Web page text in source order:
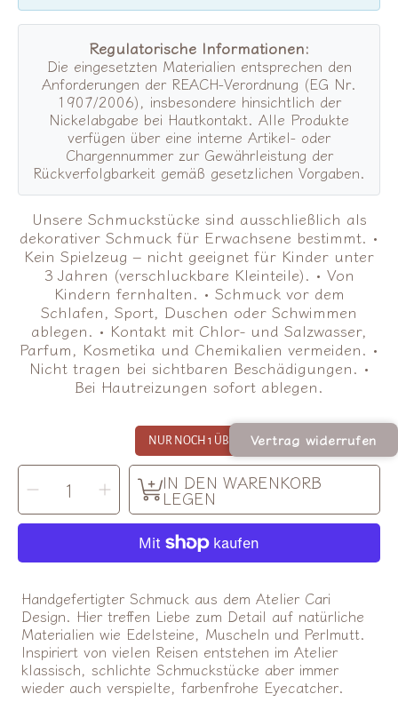
Regulatorische Informationen:
Die eingesetzten Materialien entsprechen den
Anforderungen der REACH-Verordnung (EG Nr.
1907/2006), insbesondere hinsichtlich der
Nickelabgabe bei Hautkontakt. Alle Produkte
verfügen über eine interne Artikel- oder
Chargennummer zur Gewährleistung der
Rückverfolgbarkeit gemäß gesetzlichen Vorgaben.
Unsere Schmuckstücke sind ausschließlich als
dekorativer Schmuck für Erwachsene bestimmt. •
Kein Spielzeug – nicht geeignet für Kinder unter
3 Jahren (verschluckbare Kleinteile). • Von
Kindern fernhalten. • Schmuck vor dem
Schlafen, Sport, Duschen oder Schwimmen
ablegen. • Kontakt mit Chlor- und Salzwasser,
Parfum, Kosmetika und Chemikalien vermeiden. •
Nicht tragen bei sichtbaren Beschädigungen. •
Bei Hautreizungen sofort ablegen.
NUR NOCH 1 ÜBRIG!
MENGE
AUSWÄHLEN
Menge
für
Armband
June
green
verringern
Menge
für
Armband
June
green
erhöhen
IN DEN WARENKORB
LEGEN
Handgefertigter Schmuck aus dem Atelier Cari
Design. Hier treffen Liebe zum Detail auf natürliche
Materialien wie Edelsteine, Muscheln und Perlmutt.
Inspiriert von vielen Reisen entstehen im Atelier
klassisch, schlichte Schmuckstücke aber immer
wieder auch verspielte, farbenfrohe Eyecatcher.
Vertrag widerrufen